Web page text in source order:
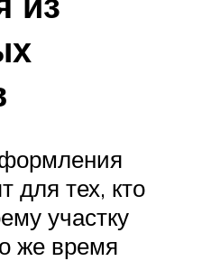
для тех, кто
участку
же время